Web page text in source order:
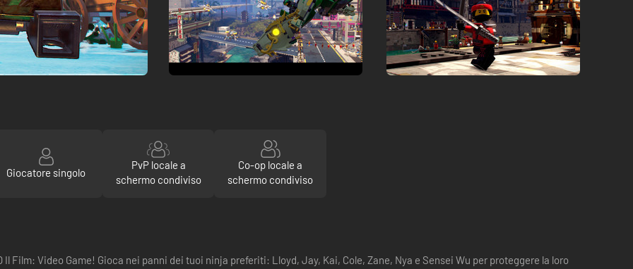
Giocatore singolo
PvP locale a
schermo condiviso
Co-op locale a
schermo condiviso
Film: Video Game! Gioca nei panni dei tuoi ninja preferiti: Lloyd, Jay, Kai, Cole, Zane, Nya e Sensei Wu per proteggere la loro